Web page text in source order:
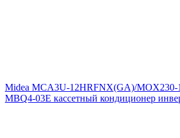
Midea MCA3U-12HRFNX(GA)/
MBQ4-03E кассетный кондиционер